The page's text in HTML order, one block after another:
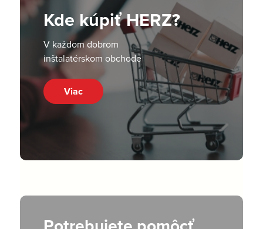
Kde kúpiť HERZ?
V každom dobrom
inštalatérskom obchode
Viac